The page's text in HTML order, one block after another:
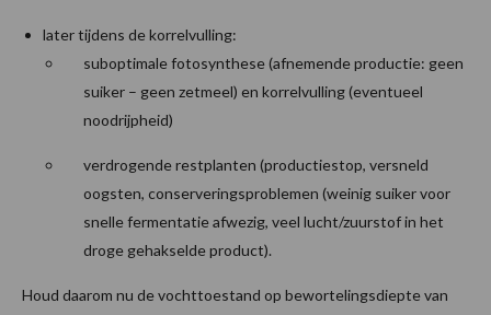
later tijdens de korrelvulling:
suboptimale fotosynthese (afnemende productie: geen
suiker – geen zetmeel) en korrelvulling (eventueel
noodrijpheid)
verdrogende restplanten (productiestop, versneld
oogsten, conserveringsproblemen (weinig suiker voor
snelle fermentatie afwezig, veel lucht/zuurstof in het
droge gehakselde product).
Houd daarom nu de vochttoestand op bewortelingsdiepte van